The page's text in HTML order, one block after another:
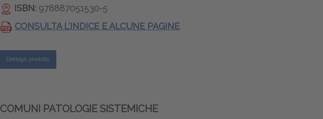
ISBN: 978887051530-5
CONSULTA L'INDICE E ALCUNE PAGINE
Dettagli prodotto
COMUNI PATOLOGIE SISTEMICHE